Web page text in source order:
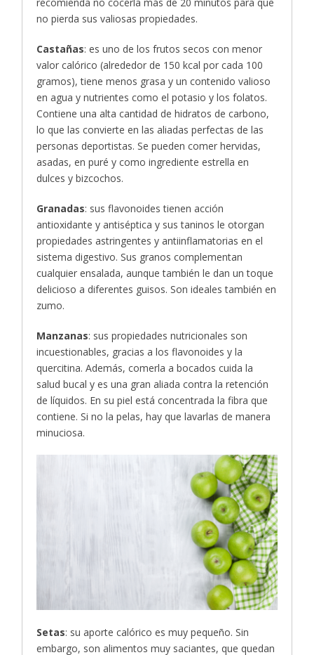
recomienda no cocerla más de 20 minutos para que
no pierda sus valiosas propiedades.
Castañas: es uno de los frutos secos con menor
valor calórico (alrededor de 150 kcal por cada 100
gramos), tiene menos grasa y un contenido valioso
en agua y nutrientes como el potasio y los folatos.
Contiene una alta cantidad de hidratos de carbono,
lo que las convierte en las aliadas perfectas de las
personas deportistas. Se pueden comer hervidas,
asadas, en puré y como ingrediente estrella en
dulces y bizcochos.
Granadas: sus flavonoides tienen acción
antioxidante y antiséptica y sus taninos le otorgan
propiedades astringentes y antiinflamatorias en el
sistema digestivo. Sus granos complementan
cualquier ensalada, aunque también le dan un toque
delicioso a diferentes guisos. Son ideales también en
zumo.
Manzanas: sus propiedades nutricionales son
incuestionables, gracias a los flavonoides y la
quercitina. Además, comerla a bocados cuida la
salud bucal y es una gran aliada contra la retención
de líquidos. En su piel está concentrada la fibra que
contiene. Si no la pelas, hay que lavarlas de manera
minuciosa.
Setas: su aporte calórico es muy pequeño. Sin
embargo, son alimentos muy saciantes, que quedan